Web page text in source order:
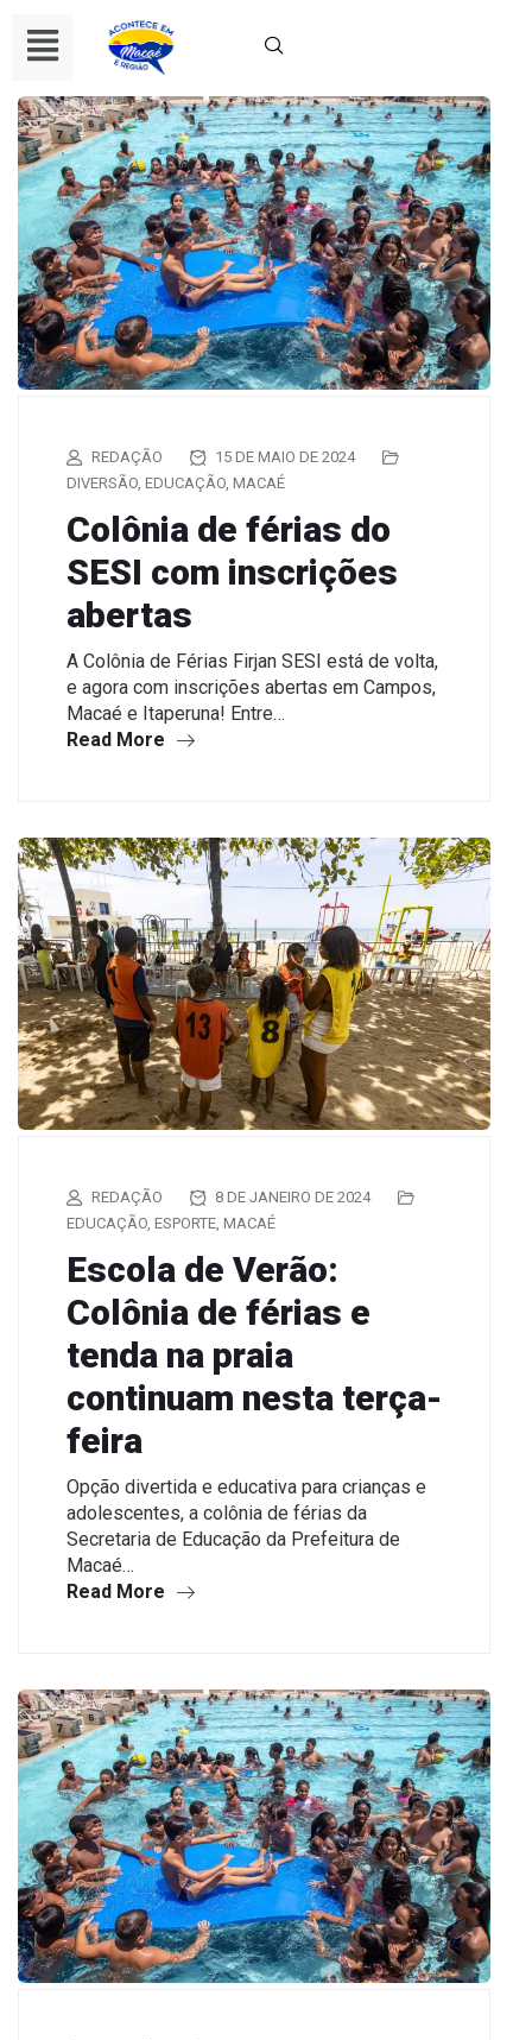
REDAÇÃO
15 DE MAIO DE 2024
DIVERSÃO EDUCAÇÃO MACAÉ
Colônia de férias do
SESI com inscrições
abertas
A Colônia de Férias Firjan SESI está de volta,
e agora com inscrições abertas em Campos,
Macaé e Itaperuna! Entre…
Read More
REDAÇÃO
8 DE JANEIRO DE 2024
EDUCAÇÃO, ESPORTE, MACAÉ
Escola de Verão:
Colônia de férias e
tenda na praia
continuam nesta terça-
feira
Opção divertida e educativa para crianças e
adolescentes, a colônia de férias da
Secretaria de Educação da Prefeitura de
Macaé…
Read More